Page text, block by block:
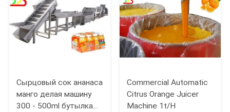
PRIVACY
POLICY
Сырцовый сок ананаса
манго делая машину
300 - 500ml бутылка
Commercial Automatic
Citrus Orange Juicer
Machine 1t/H